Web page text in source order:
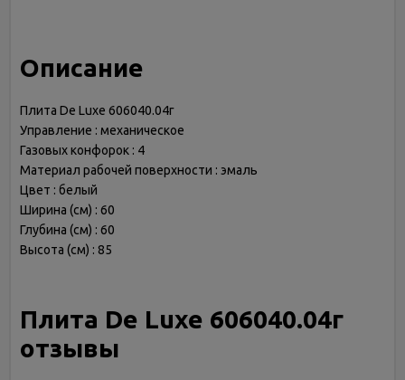
Описание
Плита De Luxe 606040.04г
Управление : механическое
Газовых конфорок : 4
Материал рабочей поверхности : эмаль
Цвет : белый
Ширина (см) : 60
Глубина (см) : 60
Высота (см) : 85
Плита De Luxe 606040.04г
отзывы